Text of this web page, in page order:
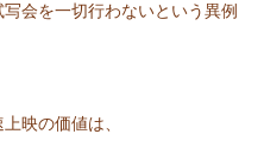
会を一切行わないという異例
映の価値は、